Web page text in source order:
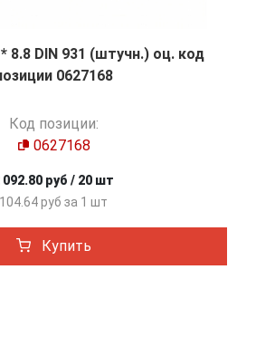
8.8 DIN 931 (штучн.) оц. код
0627168
Код позиции:
0627168
092.80 руб / 20 шт
104.64 руб за 1 шт
Купить